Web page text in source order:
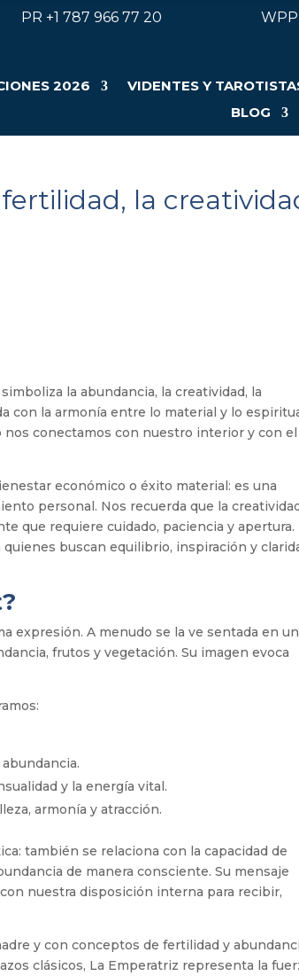
PR +1 787 966 77 20
2026
VIDENTES Y
BLOG
la
la abundancia, la creatividad, la
con la armonía entre lo material y lo
nos conectamos con nuestro interior y con el
económico o éxito material: es una
personal. Nos recuerda que la
que requiere cuidado, paciencia y apertura.
buscan equilibrio, inspiración y
?
expresión. A menudo se la ve sentada en un
frutos y vegetación. Su imagen evoca
y la energía vital.
armonía y atracción.
también se relaciona con la capacidad de
de manera consciente. Su mensaje
nuestra disposición interna para recibir,
y con conceptos de fertilidad y
clásicos, La Emperatriz representa la